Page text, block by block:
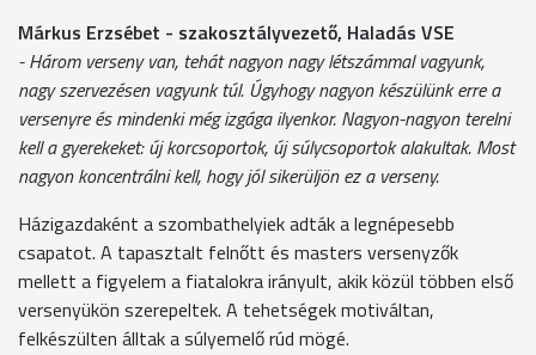
Márkus Erzsébet - szakosztályvezető, Haladás VSE
- Három verseny van, tehát nagyon nagy létszámmal vagyunk,
nagy szervezésen vagyunk túl. Úgyhogy nagyon készülünk erre a
versenyre és mindenki még izgága ilyenkor. Nagyon-nagyon terelni
kell a gyerekeket: új korcsoportok, új súlycsoportok alakultak. Most
nagyon koncentrálni kell, hogy jól sikerüljön ez a verseny.
Házigazdaként a szombathelyiek adták a legnépesebb
csapatot. A tapasztalt felnőtt és masters versenyzők
mellett a figyelem a fiatalokra irányult, akik közül többen első
versenyükön szerepeltek. A tehetségek motiváltan,
felkészülten álltak a súlyemelő rúd mögé.